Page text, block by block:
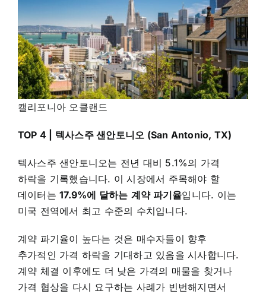
캘리포니아 오클랜드
TOP 4 | 텍사스주 샌안토니오 (San Antonio, TX)
텍사스주 샌안토니오는 전년 대비 5.1%의 가격
하락을 기록했습니다. 이 시장에서 주목해야 할
데이터는17.9%에 달하는 계약 파기율입니다. 이는
미국 전역에서 최고 수준의 수치입니다.
계약 파기율이 높다는 것은 매수자들이 향후
추가적인 가격 하락을 기대하고 있음을 시사합니다.
계약 체결 이후에도 더 낮은 가격의 매물을 찾거나
가격 협상을 다시 요구하는 사례가 빈번해지면서